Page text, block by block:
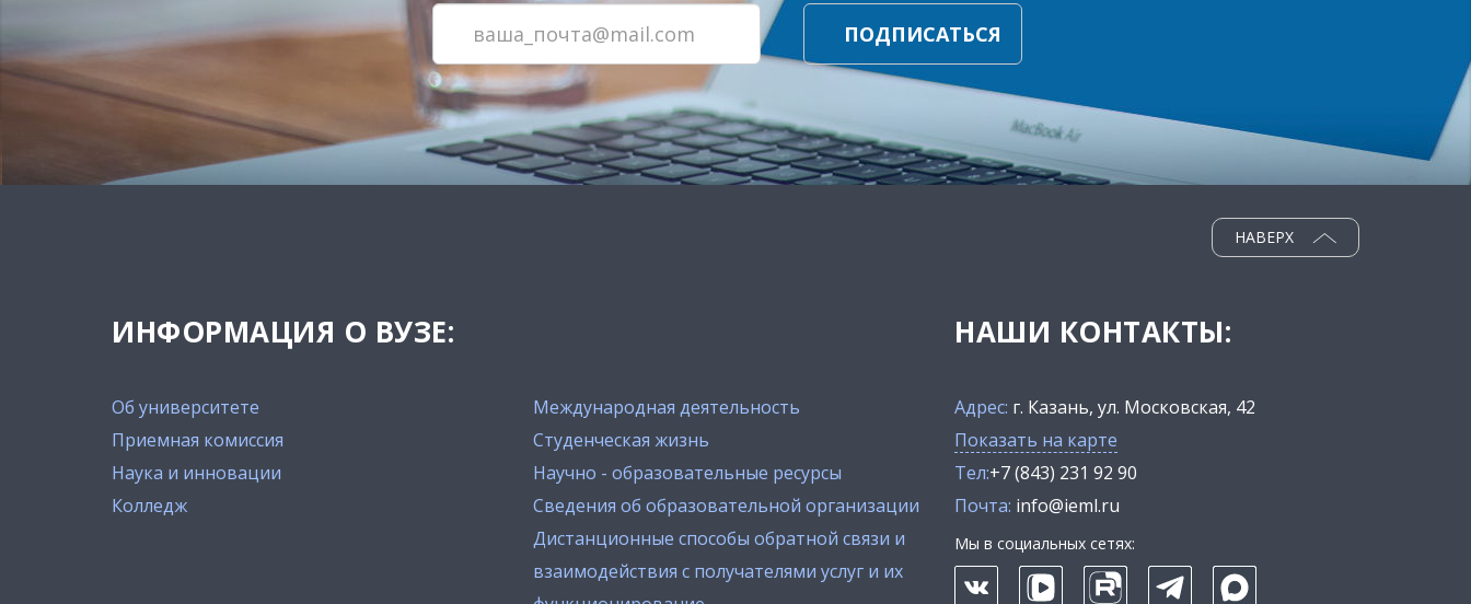
ПОДПИСАТЬСЯ
ИНФОРМАЦИЯ О ВУЗЕ:
Об университете
Приемная комиссия
Наука и инновации
Колледж
Международная деятельность
Студенческая жизнь
Научно - образовательные ресурсы
Сведения об образовательной организации
Дистанционные способы обратной связи и
взаимодействия с получателями услуг и их
НАВЕРХ
НАШИ КОНТАКТЫ:
Адрес: г. Казань, ул. Московская, 42
Показать на карте
Тел:+7 (843) 231 92 90
Почта: info@ieml.ru
Мы в социальных сетях: